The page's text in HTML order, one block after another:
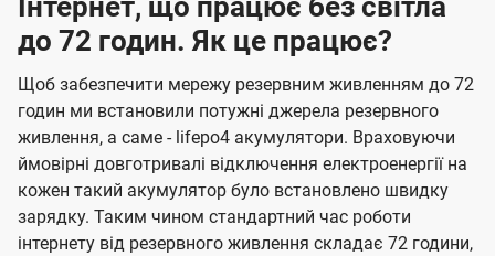
Інтернет, що працює без світла
до 72 годин. Як це працює?
Щоб забезпечити мережу резервним живленням до 72
годин ми встановили потужні джерела резервного
живлення, а саме - lifepo4 акумулятори. Враховуючи
ймовірні довготривалі відключення електроенергії на
кожен такий акумулятор було встановлено швидку
зарядку. Таким чином стандартний час роботи
інтернету від резервного живлення складає 72 години,